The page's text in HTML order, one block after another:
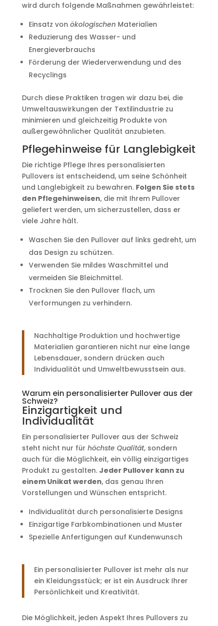
wird durch folgende Maßnahmen gewährleistet:
Einsatz von ökologischenMaterialien
Reduzierung des Wasser- und
Energieverbrauchs
Förderung der Wiederverwendung und des
Recyclings
Durch diese Praktiken tragen wir dazu bei, die
Umweltauswirkungen der Textilindustrie zu
minimieren und gleichzeitig Produkte von
außergewöhnlicher Qualität anzubieten.
Pflegehinweise für Langlebigkeit
Die richtige Pflege Ihres personalisierten
Pullovers ist entscheidend, um seine Schönheit
und Langlebigkeit zu bewahren. Folgen Sie stets
den Pflegehinweisen, die mit Ihrem Pullover
geliefert werden, um sicherzustellen, dass er
viele Jahre hält.
Waschen Sie den Pullover auf links gedreht, um
das Design zu schützen.
Verwenden Sie mildes Waschmittel und
vermeiden Sie Bleichmittel.
Trocknen Sie den Pullover flach, um
Verformungen zu verhindern.
Nachhaltige Produktion und hochwertige
Materialien garantieren nicht nur eine lange
Lebensdauer, sondern drücken auch
Individualität und Umweltbewusstsein aus.
Warum ein personalisierter Pullover aus der
Schweiz?
Einzigartigkeit und
Individualität
Ein personalisierter Pullover aus der Schweiz
steht nicht nur für höchste Qualität, sondern
auch für die Möglichkeit, ein völlig einzigartiges
Produkt zu gestalten. Jeder Pullover kann zu
einem Unikat werden, das genau Ihren
Vorstellungen und Wünschen entspricht.
Individualität durch personalisierte Designs
Einzigartige Farbkombinationen und Muster
Spezielle Anfertigungen auf Kundenwunsch
Ein personalisierter Pullover ist mehr als nur
ein Kleidungsstück; er ist ein Ausdruck Ihrer
Persönlichkeit und Kreativität.
Die Möglichkeit, jeden Aspekt Ihres Pullovers zu